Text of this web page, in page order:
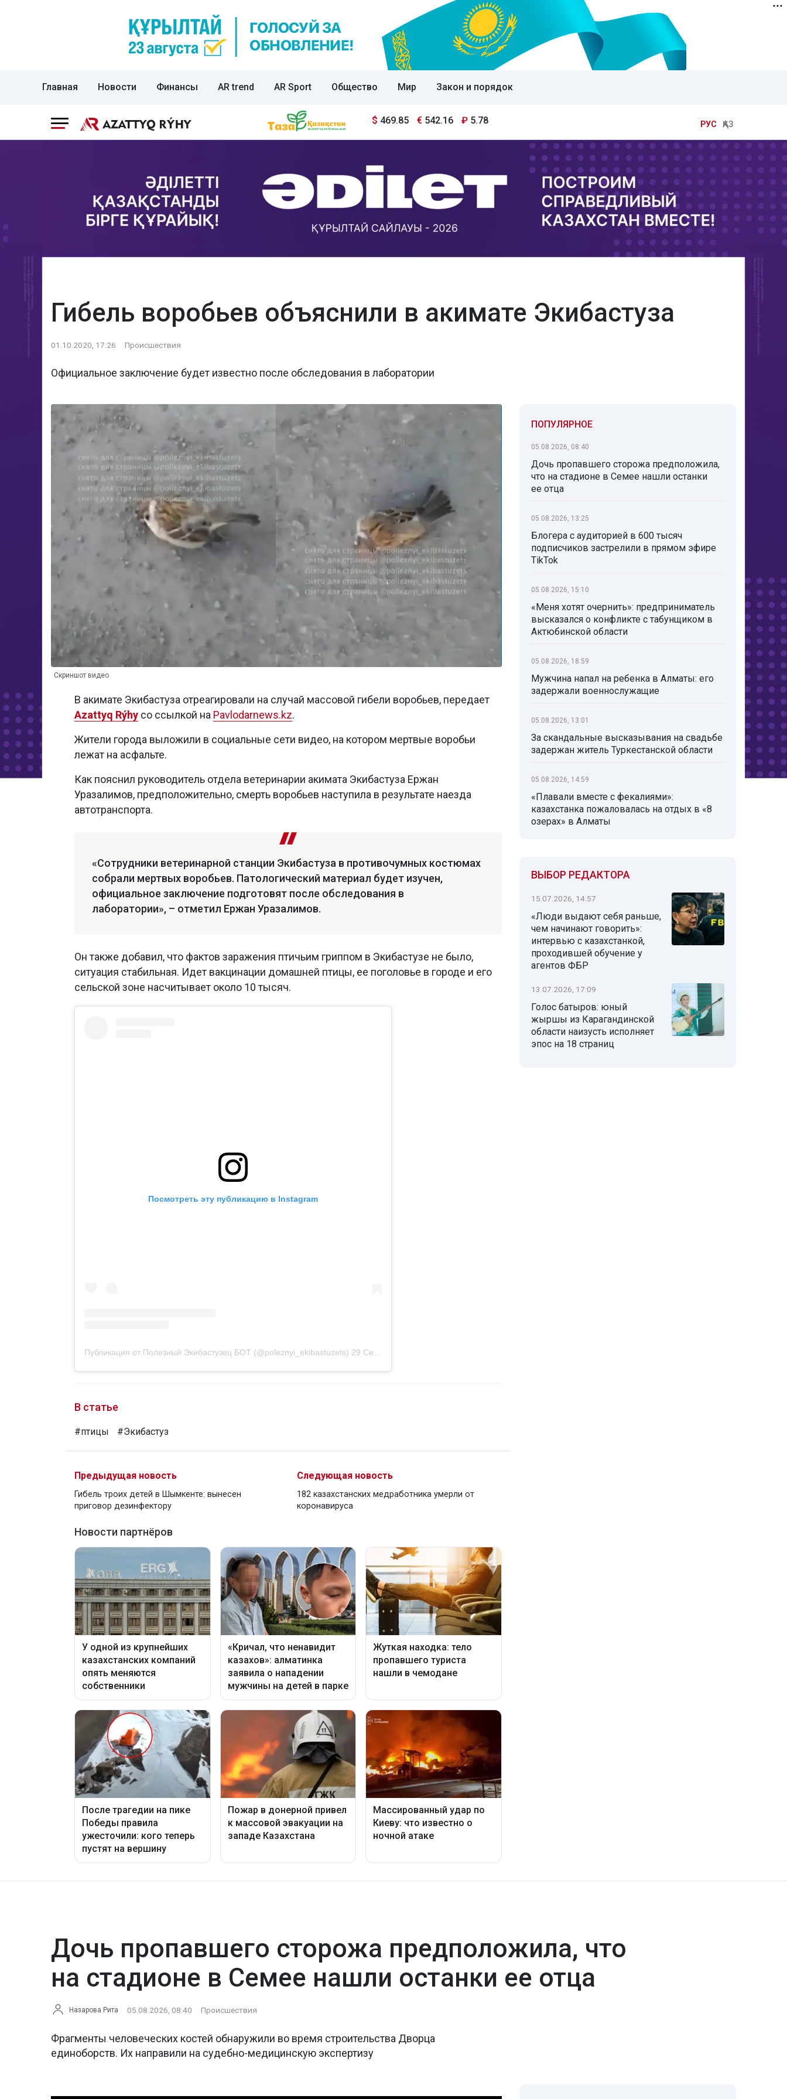
Главная Новости Финансы AR trend AR Sport Общество Мир Закон и порядок
$ 469.85 € 542.16 ₽ 5.78 РУС ҚАЗ
Гибель воробьев объяснили в акимате Экибастуза
01.10.2020, 17:26 Происшествия
Официальное заключение будет известно после обследования в лаборатории
Скриншот видео
В акимате Экибастуза отреагировали на случай массовой гибели воробьев, передает
Аzattyq Rýhy со ссылкой на Pavlodarnews.kz.
Жители города выложили в социальные сети видео, на котором мертвые воробьи
лежат на асфальте.
Как пояснил руководитель отдела ветеринарии акимата Экибастуза Ержан
Уразалимов, предположительно, смерть воробьев наступила в результате наезда
автотранспорта.
«Сотрудники ветеринарной станции Экибастуза в противочумных костюмах
собрали мертвых воробьев. Патологический материал будет изучен,
официальное заключение подготовят после обследования в
лаборатории», – отметил Ержан Уразалимов.
Он также добавил, что фактов заражения птичьим гриппом в Экибастузе не было,
ситуация стабильная. Идет вакцинации домашней птицы, ее поголовье в городе и его
сельской зоне насчитывает около 10 тысяч.
Посмотреть эту публикацию в Instagram
Публикация от Полезный Экибастузец БОТ (@poleznyi_ekibastuzets) 29 Сен 2020 в 9:49 PDT
В статье
#птицы #Экибастуз
Предыдущая новость
Гибель троих детей в Шымкенте: вынесен
приговор дезинфектору
Следующая новость
182 казахстанских медработника умерли от
коронавируса
ПОПУЛЯРНОЕ
05.08.2026, 08:40
Дочь пропавшего сторожа предположила,
что на стадионе в Семее нашли останки
ее отца
05.08.2026, 13:25
Блогера с аудиторией в 600 тысяч
подписчиков застрелили в прямом эфире
TikTok
05.08.2026, 15:10
«Меня хотят очернить»: предприниматель
высказался о конфликте с табунщиком в
Актюбинской области
05.08.2026, 18:59
Мужчина напал на ребенка в Алматы: его
задержали военнослужащие
05.08.2026, 13:01
За скандальные высказывания на свадьбе
задержан житель Туркестанской области
05.08.2026, 14:59
«Плавали вместе с фекалиями»:
казахстанка пожаловалась на отдых в «8
озерах» в Алматы
ВЫБОР РЕДАКТОРА
15.07.2026, 14:57
«Люди выдают себя раньше,
чем начинают говорить»:
интервью с казахстанкой,
проходившей обучение у
агентов ФБР
13.07.2026, 17:09
Голос батыров: юный
жыршы из Карагандинской
области наизусть исполняет
эпос на 18 страниц
Дочь пропавшего сторожа предположила, что
на стадионе в Семее нашли останки ее отца
Назарова Рита 05.08.2026, 08:40 Происшествия
Фрагменты человеческих костей обнаружили во время строительства Дворца
единоборств. Их направили на судебно-медицинскую экспертизу